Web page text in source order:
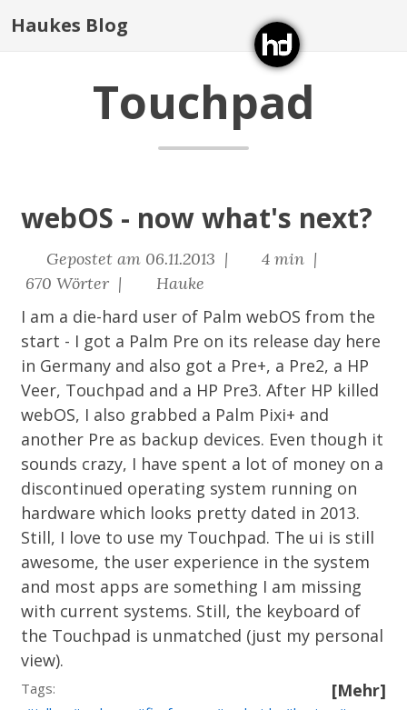
Haukes Blog
Touchpad
webOS - now what's next?
Gepostet am 06.11.2013 |
4 min |
670 Wörter |
Hauke
I am a die-hard user of Palm webOS from the
start - I got a Palm Pre on its release day here
in Germany and also got a Pre+, a Pre2, a HP
Veer, Touchpad and a HP Pre3. After HP killed
webOS, I also grabbed a Palm Pixi+ and
another Pre as backup devices. Even though it
sounds crazy, I have spent a lot of money on a
discontinued operating system running on
hardware which looks pretty dated in 2013.
Still, I love to use my Touchpad. The ui is still
awesome, the user experience in the system
and most apps are something I am missing
with current systems. Still, the keyboard of
the Touchpad is unmatched (just my personal
view).
[Mehr]
Tags: